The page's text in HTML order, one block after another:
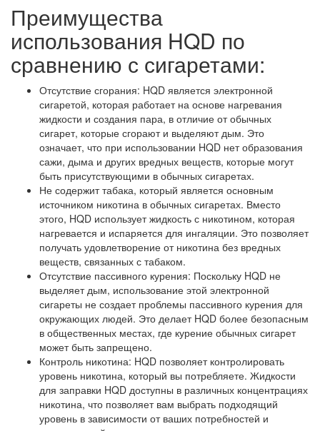
Преимущества
использования HQD по
сравнению с сигаретами:
Отсутствие сгорания: HQD является электронной
сигаретой, которая работает на основе нагревания
жидкости и создания пара, в отличие от обычных
сигарет, которые сгорают и выделяют дым. Это
означает, что при использовании HQD нет образования
сажи, дыма и других вредных веществ, которые могут
быть присутствующими в обычных сигаретах.
Не содержит табака, который является основным
источником никотина в обычных сигаретах. Вместо
этого, HQD использует жидкость с никотином, которая
нагревается и испаряется для ингаляции. Это позволяет
получать удовлетворение от никотина без вредных
веществ, связанных с табаком.
Отсутствие пассивного курения: Поскольку HQD не
выделяет дым, использование этой электронной
сигареты не создает проблемы пассивного курения для
окружающих людей. Это делает HQD более безопасным
в общественных местах, где курение обычных сигарет
может быть запрещено.
Контроль никотина: HQD позволяет контролировать
уровень никотина, который вы потребляете. Жидкости
для заправки HQD доступны в различных концентрациях
никотина, что позволяет вам выбрать подходящий
уровень в зависимости от ваших потребностей и